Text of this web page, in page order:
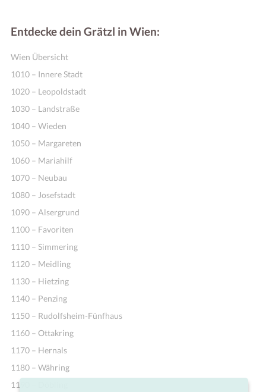
Entdecke dein Grätzl in Wien:
Wien Übersicht
1010 – Innere Stadt
1020 – Leopoldstadt
1030 – Landstraße
1040 – Wieden
1050 – Margareten
1060 – Mariahilf
1070 – Neubau
1080 – Josefstadt
1090 – Alsergrund
1100 – Favoriten
1110 – Simmering
1120 – Meidling
1130 – Hietzing
1140 – Penzing
1150 – Rudolfsheim-Fünfhaus
1160 – Ottakring
1170 – Hernals
1180 – Währing
1190 – Döbling